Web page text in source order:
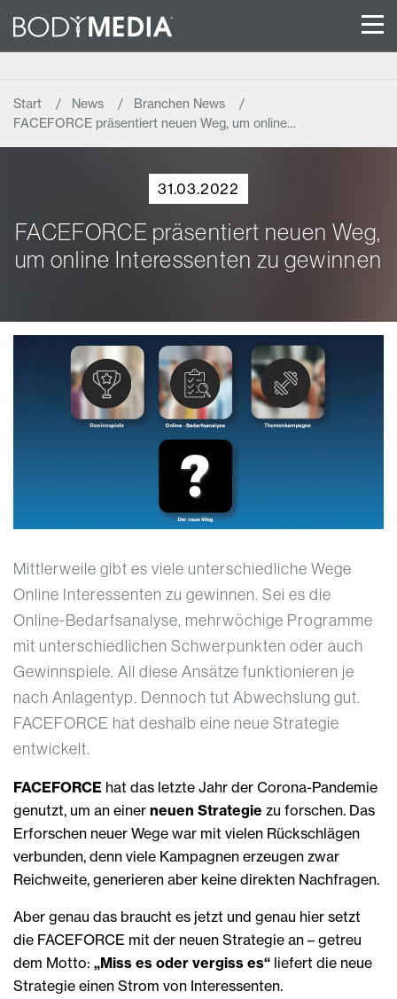
Start News
Branchen News
FACEFORCE präsentiert neuen Weg, um online…
31.03.2022
FACEFORCE präsentiert neuen Weg,
um online Interessenten zu gewinnen
Mittlerweile gibt es viele unterschiedliche Wege
Online Interessenten zu gewinnen. Sei es die
Online-Bedarfsanalyse, mehrwöchige Programme
mit unterschiedlichen Schwerpunkten oder auch
Gewinnspiele. All diese Ansätze funktionieren je
nach Anlagentyp. Dennoch tut Abwechslung gut.
FACEFORCE hat deshalb eine neue Strategie
entwickelt.
FACEFORCE hat das letzte Jahr der Corona-Pandemie
genutzt, um an einer neuen Strategie zu forschen. Das
Erforschen neuer Wege war mit vielen Rückschlägen
verbunden, denn viele Kampagnen erzeugen zwar
Reichweite, generieren aber keine direkten Nachfragen.
Aber genau das braucht es jetzt und genau hier setzt
die FACEFORCE mit der neuen Strategie an – getreu
dem Motto: „Miss es oder vergiss es“ liefert die neue
Strategie einen Strom von Interessenten.